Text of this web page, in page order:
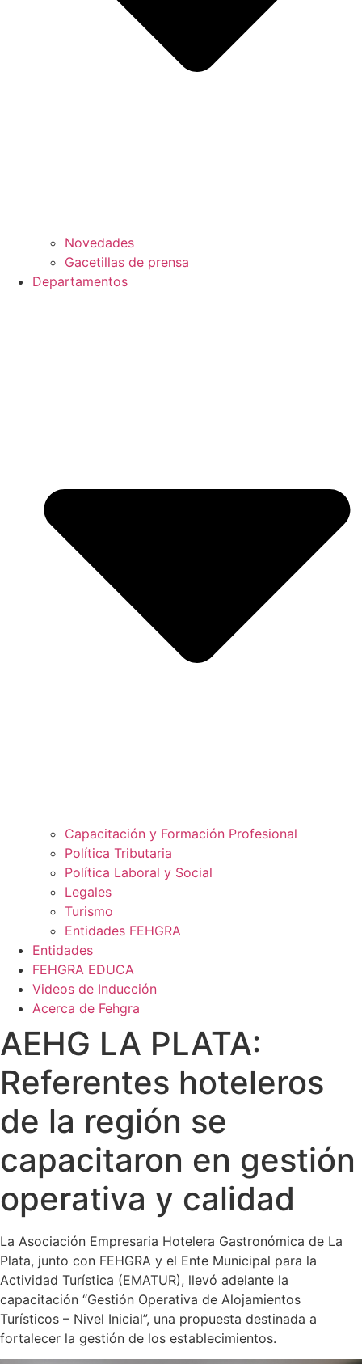
Novedades
Gacetillas de prensa
Departamentos
Capacitación y Formación Profesional
Política Tributaria
Política Laboral y Social
Legales
Turismo
Entidades FEHGRA
Entidades
FEHGRA EDUCA
Videos de Inducción
Acerca de Fehgra
AEHG LA PLATA:
Referentes hoteleros
de la región se
capacitaron en gestión
operativa y calidad
La Asociación Empresaria Hotelera Gastronómica de La
Plata, junto con FEHGRA y el Ente Municipal para la
Actividad Turística (EMATUR), llevó adelante la
capacitación “Gestión Operativa de Alojamientos
Turísticos – Nivel Inicial”, una propuesta destinada a
fortalecer la gestión de los establecimientos.